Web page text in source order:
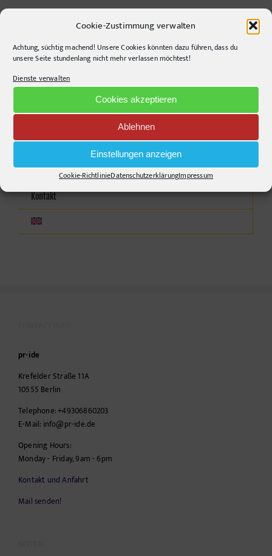
Cookie-Zustimmung verwalten
Achtung, süchtig machend! Unsere Cookies könnten dazu führen, dass du
unsere Seite stundenlang nicht mehr verlassen möchtest!
Dienste verwalten
Cookies akzeptieren
Ablehnen
Einstellungen anzeigen
Cookie-RichtlinieDatenschutzerklärungImpressum
Kontakt
pr-ide
Krefelder Straße 11A
10555 Berlin
Telephone:+49306860203
E-Mail: info@pr-ide.de
Opening Hours:
Monday - Friday, 9am - 6pm
Kontakt und Anfahrt
Mail senden!